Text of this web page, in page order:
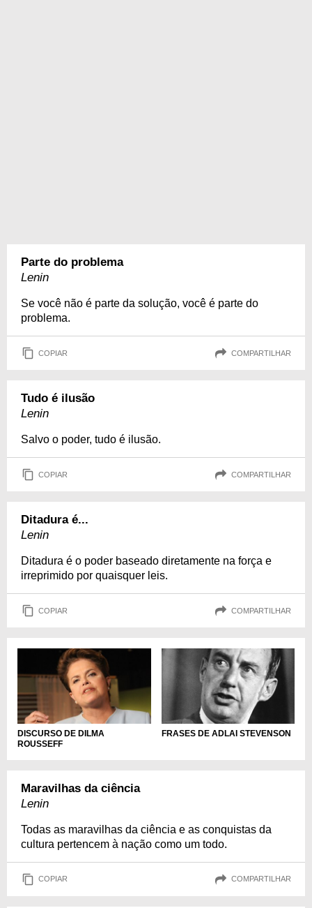
Parte do problema
Lenin
Se você não é parte da solução, você é parte do
problema.
COPIAR COMPARTILHAR
Tudo é ilusão
Lenin
Salvo o poder, tudo é ilusão.
COPIAR COMPARTILHAR
Ditadura é...
Lenin
Ditadura é o poder baseado diretamente na força e
irreprimido por quaisquer leis.
COPIAR COMPARTILHAR
DISCURSO DE DILMA
ROUSSEFF
FRASES DE ADLAI STEVENSON
Maravilhas da ciência
Lenin
Todas as maravilhas da ciência e as conquistas da
cultura pertencem à nação como um todo.
COPIAR COMPARTILHAR